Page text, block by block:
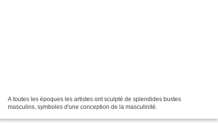
A toutes les époques les artistes ont sculpté de splendides bustes
masculins, symboles d'une conception de la masculinité.